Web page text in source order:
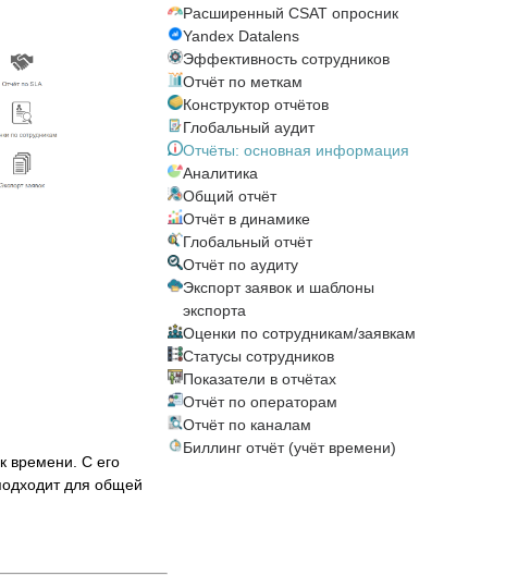
времени. С его
для общей
Расширенный CSAT опросник
Yandex Datalens
Эффективность сотрудников
Отчёт по меткам
Конструктор отчётов
Глобальный аудит
Отчёты: основная информация
Аналитика
Общий отчёт
Отчёт в динамике
Глобальный отчёт
Отчёт по аудиту
Экспорт заявок и шаблоны
экспорта
Оценки по сотрудникам/заявкам
Статусы сотрудников
Показатели в отчётах
Отчёт по операторам
Отчёт по каналам
Биллинг отчёт (учёт времени)